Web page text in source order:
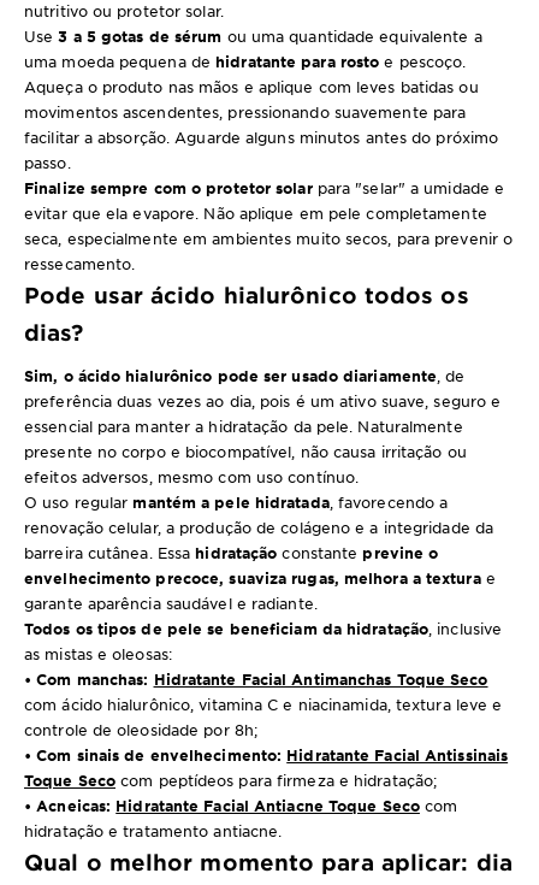
nutritivo ou protetor solar.
Use3 a 5 gotas de sérum ou uma quantidade equivalente a
uma moeda pequena dehidratante para rosto e pescoço.
Aqueça o produto nas mãos e aplique com leves batidas ou
movimentos ascendentes, pressionando suavemente para
facilitar a absorção. Aguarde alguns minutos antes do próximo
passo.
Finalize sempre com o protetor solarpara "selar" a umidade e
evitar que ela evapore. Não aplique em pele completamente
seca, especialmente em ambientes muito secos, para prevenir o
ressecamento.
Pode usar ácido hialurônico todos os
dias?
Sim, o ácido hialurônico pode ser usado diariamente , de
preferência duas vezes ao dia, pois é um ativo suave, seguro e
essencial para manter a hidratação da pele. Naturalmente
presente no corpo e biocompatível, não causa irritação ou
efeitos adversos, mesmo com uso contínuo.
O uso regularmantém a pele hidratada, favorecendo a
renovação celular, a produção de colágeno e a integridade da
barreira cutânea. Essahidratação constanteprevine o
envelhecimento precoce, suaviza rugas, melhora a texturae
garante aparência saudável e radiante.
Todos os tipos de pele se beneficiam da hidratação , inclusive
as mistas e oleosas:
• Com manchas: Hidratante Facial Antimanchas Toque Seco
com ácido hialurônico, vitamina C e niacinamida, textura leve e
controle de oleosidade por 8h;
• Com sinais de envelhecimento: Hidratante Facial Antissinais
Toque Seco com peptídeos para firmeza e hidratação;
• Acneicas: Hidratante Facial Antiacne Toque Secocom
hidratação e tratamento antiacne.
Qual o melhor momento para aplicar: dia